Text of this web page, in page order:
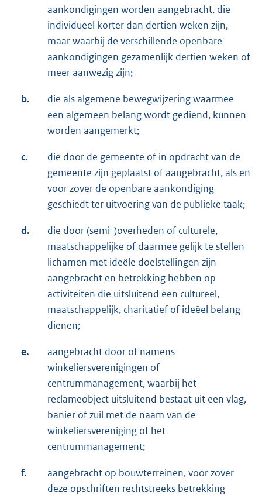
aankondigingen worden aangebracht, die
individueel korter dan dertien weken zijn,
maar waarbij de verschillende openbare
aankondigingen gezamenlijk dertien weken of
meer aanwezig zijn;
b.
die als algemene bewegwijzering waarmee
een algemeen belang wordt gediend, kunnen
worden aangemerkt;
c.
die door de gemeente of in opdracht van de
gemeente zijn geplaatst of aangebracht, als en
voor zover de openbare aankondiging
geschiedt ter uitvoering van de publieke taak;
d.
die door (semi-)overheden of culturele,
maatschappelijke of daarmee gelijk te stellen
lichamen met ideële doelstellingen zijn
aangebracht en betrekking hebben op
activiteiten die uitsluitend een cultureel,
maatschappelijk, charitatief of ideëel belang
dienen;
e.
aangebracht door of namens
winkeliersverenigingen of
centrummanagement, waarbij het
reclameobject uitsluitend bestaat uit een vlag,
banier of zuil met de naam van de
winkeliersvereniging of het
centrummanagement;
f.
aangebracht op bouwterreinen, voor zover
deze opschriften rechtstreeks betrekking